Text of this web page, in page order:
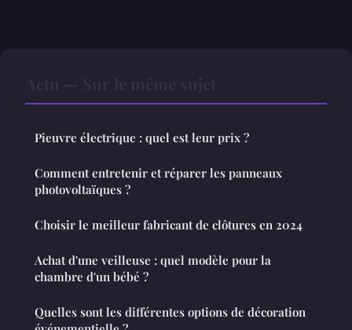
Pieuvre électrique : quel est leur prix ?
Comment entretenir et réparer les panneaux
photovoltaïques ?
Choisir le meilleur fabricant de clôtures en 2024
Achat d'une veilleuse : quel modèle pour la
chambre d'un bébé ?
Quelles sont les différentes options de décoration